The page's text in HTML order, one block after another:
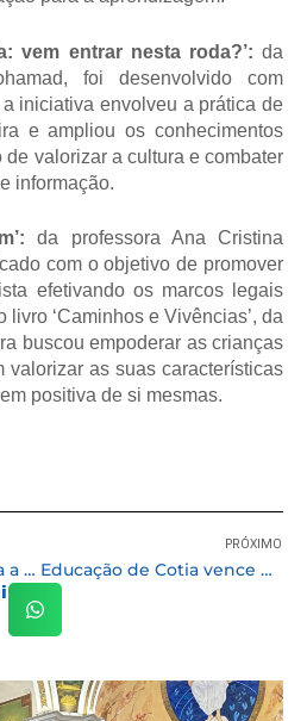
vem entrar nesta roda?’: da
foi desenvolvido com
iniciativa envolveu a prática de
e ampliou os conhecimentos
valorizar a cultura e combater
informação.
da professora Ana Cristina
com o objetivo de promover
efetivando os marcos legais
livro ‘Caminhos e Vivências’, da
buscou empoderar as crianças
valorizar as suas características
positiva de si mesmas.
Prefeitura de Cotia volta a obrigar uso de máscaras no transporte coletivo
PRÓXIMO
Educação de Cotia vence em três categorias do “12º Prêmio Ação Destaque”